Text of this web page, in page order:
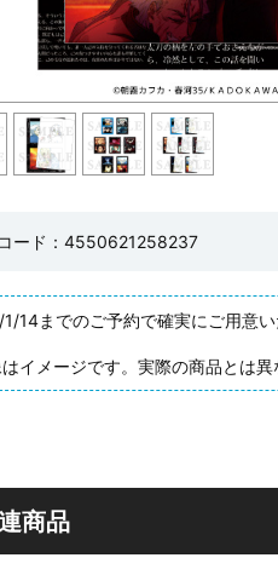
ード：4550621258237
14までのご予約で確実にご用意
イメージです。実際の商品とは異
商品